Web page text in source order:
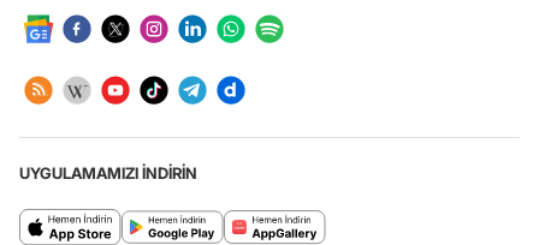
UYGULAMAMIZI İNDİRİN